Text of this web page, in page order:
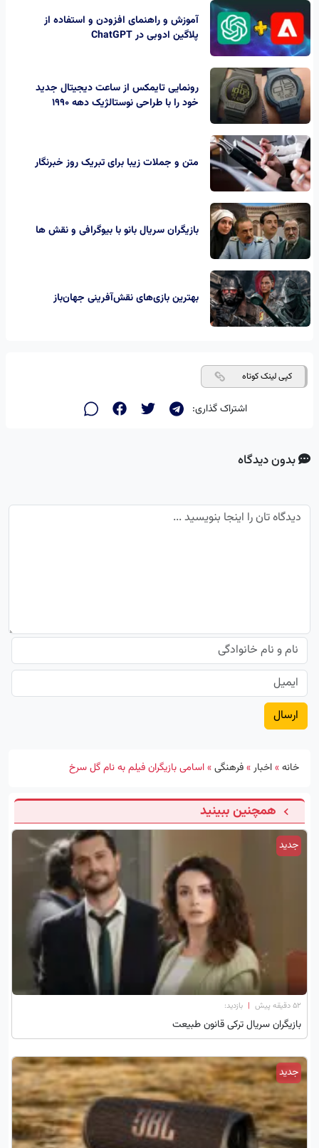
آموزش و راهنمای افزودن و استفاده از
پلاگین ادوبی در ChatGPT
رونمایی تایمکس از ساعت‌ دیجیتال جدید
خود را با طراحی نوستالژیک دهه 1990
متن و جملات زیبا برای تبریک روز خبرنگار
بازیگران سریال بانو با بیوگرافی و نقش ها
بهترین بازی‌های نقش‌آفرینی جهان‌باز
کپی لینک کوتاه
اشتراک گذاری:
بدون دیدگاه
خانه»اخبار»فرهنگی»اسامی بازیگران فیلم به نام گل سرخ
همچنین ببینید
جدید
۵۲ دقیقه پیش | بازدید:
بازیگران سریال ترکی قانون طبیعت
جدید